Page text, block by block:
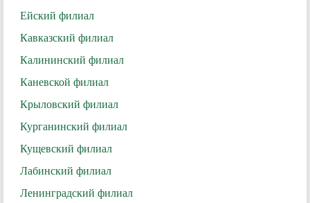
Ейский филиал
Кавказский филиал
Калининский филиал
Каневской филиал
Крыловский филиал
Курганинский филиал
Кущевский филиал
Лабинский филиал
Ленинградский филиал